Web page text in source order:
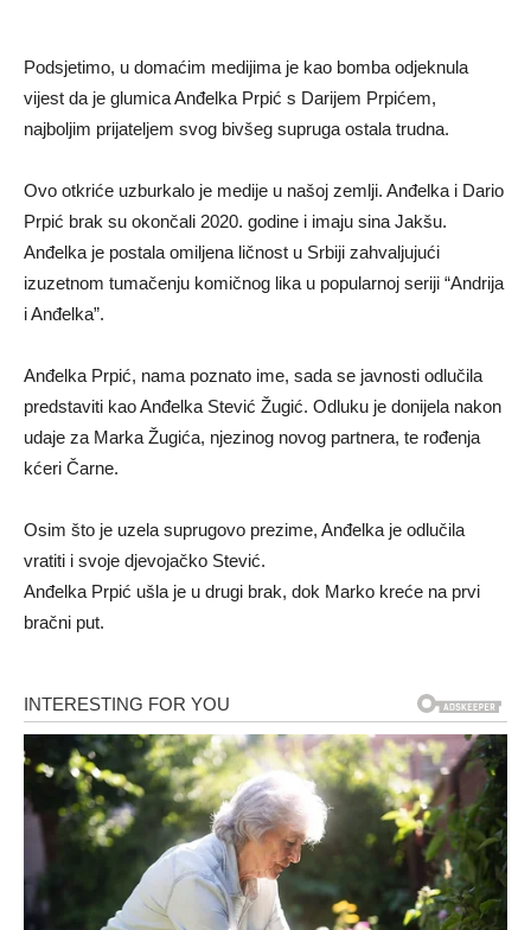
Podsjetimo, u domaćim medijima je kao bomba odjeknula
vijest da je glumica Anđelka Prpić s Darijem Prpićem,
najboljim prijateljem svog bivšeg supruga ostala trudna.
Ovo otkriće uzburkalo je medije u našoj zemlji. Anđelka i Dario
Prpić brak su okončali 2020. godine i imaju sina Jakšu.
Anđelka je postala omiljena ličnost u Srbiji zahvaljujući
izuzetnom tumačenju komičnog lika u popularnoj seriji “Andrija
i Anđelka”.
Anđelka Prpić, nama poznato ime, sada se javnosti odlučila
predstaviti kao Anđelka Stević Žugić. Odluku je donijela nakon
udaje za Marka Žugića, njezinog novog partnera, te rođenja
kćeri Čarne.
Osim što je uzela suprugovo prezime, Anđelka je odlučila
vratiti i svoje djevojačko Stević.
Anđelka Prpić ušla je u drugi brak, dok Marko kreće na prvi
bračni put.